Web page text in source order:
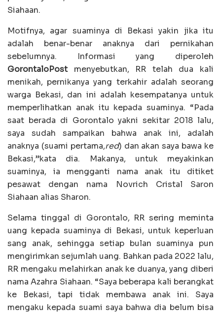
Siahaan.
Motifnya, agar suaminya di Bekasi yakin jika itu
adalah benar-benar anaknya dari pernikahan
sebelumnya. Informasi yang diperoleh
GorontaloPostmenyebutkan, RR telah dua kali
menikah, pernikanya yang terkahir adalah seorang
warga Bekasi, dan ini adalah kesempatanya untuk
memperlihatkan anak itu kepada suaminya. “Pada
saat berada di Gorontalo yakni sekitar 2018 lalu,
saya sudah sampaikan bahwa anak ini, adalah
anaknya (suami pertama,red) dan akan saya bawa ke
Bekasi,”kata dia. Makanya, untuk meyakinkan
suaminya, ia mengganti nama anak itu ditiket
pesawat dengan nama Novrich Cristal Saron
Siahaan alias Sharon.
Selama tinggal di Gorontalo, RR sering meminta
uang kepada suaminya di Bekasi, untuk keperluan
sang anak, sehingga setiap bulan suaminya pun
mengirimkan sejumlah uang. Bahkan pada 2022 lalu,
RR mengaku melahirkan anak ke duanya, yang diberi
nama Azahra Siahaan. “Saya beberapa kali berangkat
ke Bekasi, tapi tidak membawa anak ini. Saya
mengaku kepada suami saya bahwa dia belum bisa